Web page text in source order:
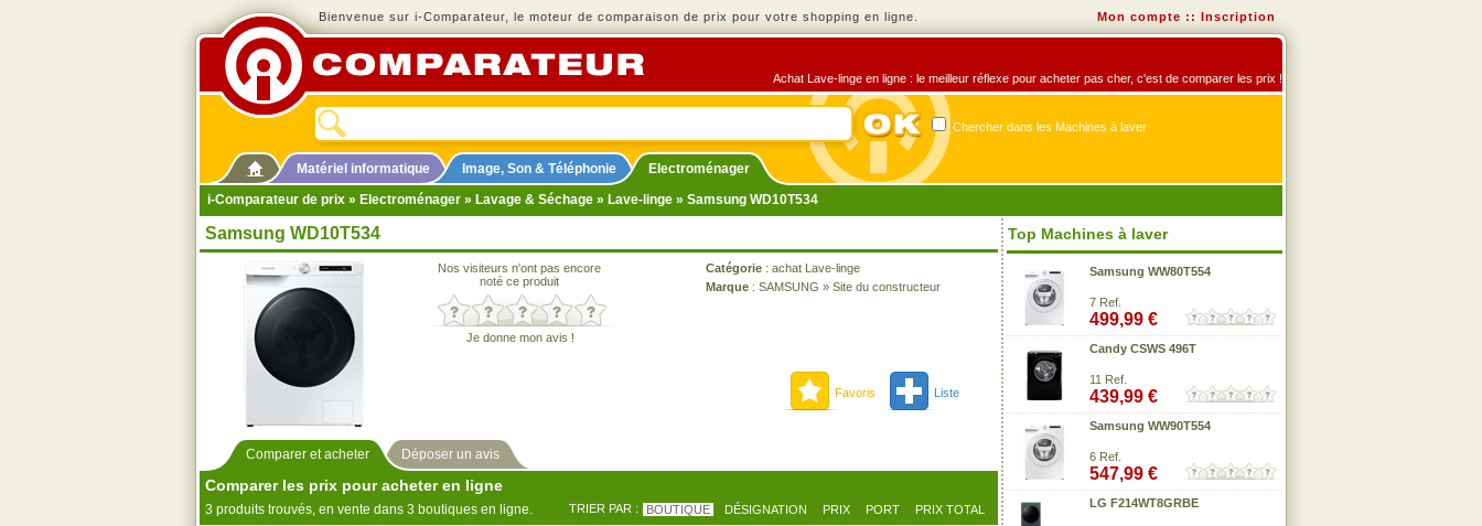
Bienvenue sur i-Comparateur, le moteur de comparaison de prix pour votre shopping en ligne. Mon compte :: Inscription
Achat Lave-linge en ligne : le meilleur réflexe pour acheter pas cher, c'est de comparer les prix !
Chercher dans les Machines à laver
Matériel informatique Image, Son & Téléphonie
Electroménager
i-Comparateur de prix » Electroménager » Lavage & Séchage » Lave-linge » Samsung WD10T534
Samsung WD10T534
Nos visiteurs n'ont pas encore
noté ce produit
Je donne mon avis !
Catégorie : achat Lave-linge
Marque : SAMSUNG » Site du constructeur
Favoris Liste
Comparer et acheter Déposer un avis
Comparer les prix pour acheter en ligne
3 produits trouvés, en vente dans 3 boutiques en ligne. TRIER PAR : BOUTIQUE DÉSIGNATION PRIX PORT PRIX TOTAL
Top Machines à laver
Samsung WW80T554
7 Ref.
499,99 €
Candy CSWS 496T
11 Ref.
439,99 €
Samsung WW90T554
6 Ref.
547,99 €
LG F214WT8GRBE